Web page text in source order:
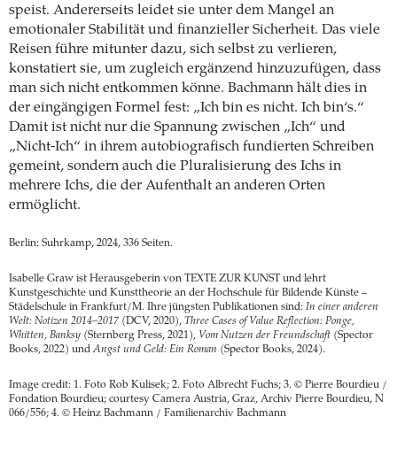
speist. Andererseits leidet sie unter dem Mangel an
emotionaler Stabilität und finanzieller Sicherheit. Das viele
Reisen führe mitunter dazu, sich selbst zu verlieren,
konstatiert sie, um zugleich ergänzend hinzuzufügen, dass
man sich nicht entkommen könne. Bachmann hält dies in
der eingängigen Formel fest: „Ich bin es nicht. Ich bin‘s.“
Damit ist nicht nur die Spannung zwischen „Ich“ und
„Nicht-Ich“ in ihrem autobiografisch fundierten Schreiben
gemeint, sondern auch die Pluralisierung des Ichs in
mehrere Ichs, die der Aufenthalt an anderen Orten
ermöglicht.
Berlin: Suhrkamp, 2024, 336 Seiten.
Isabelle Graw ist Herausgeberin von TEXTE ZUR KUNST und lehrt
Kunstgeschichte und Kunsttheorie an der Hochschule für Bildende Künste –
Städelschule in Frankfurt/M. Ihre jüngsten Publikationen sind: In einer anderen
Welt: Notizen 2014–2017 (DCV, 2020), Three Cases of Value Reflection: Ponge,
Whitten, Banksy (Sternberg Press, 2021), Vom Nutzen der Freundschaft (Spector
Books, 2022) und Angst und Geld: Ein Roman (Spector Books, 2024).
Image credit: 1. Foto Rob Kulisek; 2. Foto Albrecht Fuchs; 3. © Pierre Bourdieu /
Fondation Bourdieu; courtesy Camera Austria, Graz, Archiv Pierre Bourdieu, N
066/556; 4. © Heinz Bachmann / Familienarchiv Bachmann